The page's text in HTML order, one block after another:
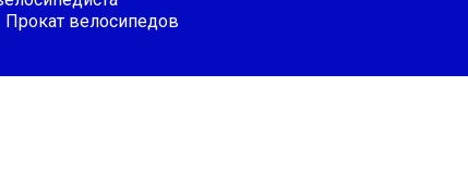
Прокат велосипедов